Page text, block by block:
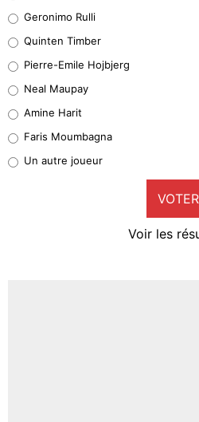
32%
5%
1%
9%
Geronimo Rulli
Quinten Timber
Pierre-Emile Hojbjerg
Neal Maupay
Amine Harit
Faris Moumbagna
Un autre joueur
VOTER
Voir les